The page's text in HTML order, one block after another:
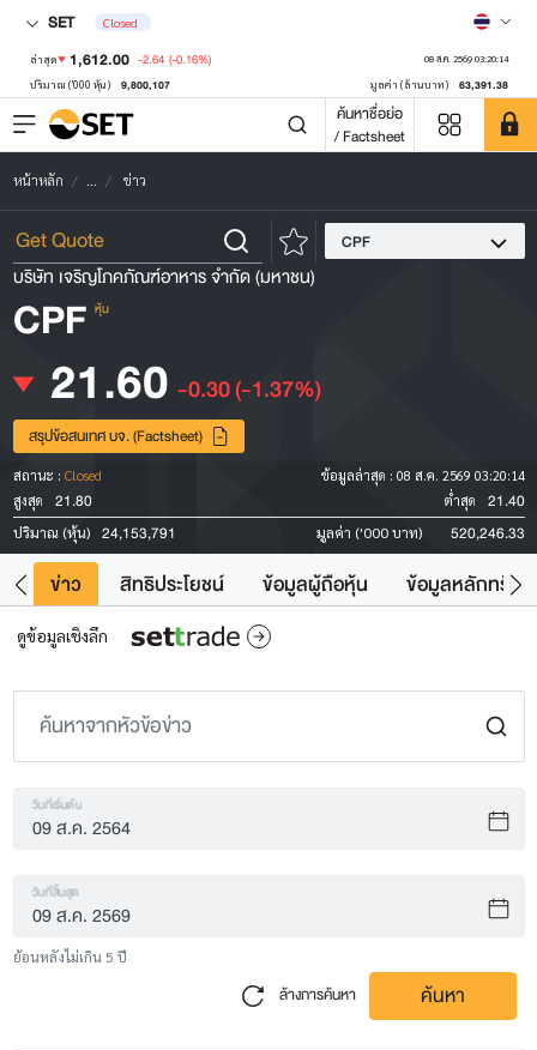
SET Closed
ล่าสุด 1,612.00 -2.64 (-0.16%) 08 ส.ค. 2569 03:20:14
ปริมาณ ('000 หุ้น) 9,800,107 มูลค่า (ล้านบาท) 63,391.38
ค้นหาชื่อย่อ
/ Factsheet
หน้าหลัก ... ข่าว
CPF
บริษัท เจริญโภคภัณฑ์อาหาร จำกัด (มหาชน)
CPF หุ้น
21.60 -0.30(-1.37%)
สรุปข้อสนเทศ บจ. (Factsheet)
สถานะ : Closed ข้อมูลล่าสุด : 08 ส.ค. 2569 03:20:14
สูงสุด
21.80 ต่ำสุด 21.40
ปริมาณ (หุ้น) 24,153,791 มูลค่า ('000 บาท) 520,246.33
ข่าว สิทธิประโยชน์ ข้อมูลผู้ถือหุ้น ข้อมูลหลักทรัพย์
ดูข้อมูลเชิงลึก
วันที่เริ่มต้น
วันที่สิ้นสุด
ย้อนหลังไม่เกิน 5 ปี
ล้างการค้นหา ค้นหา